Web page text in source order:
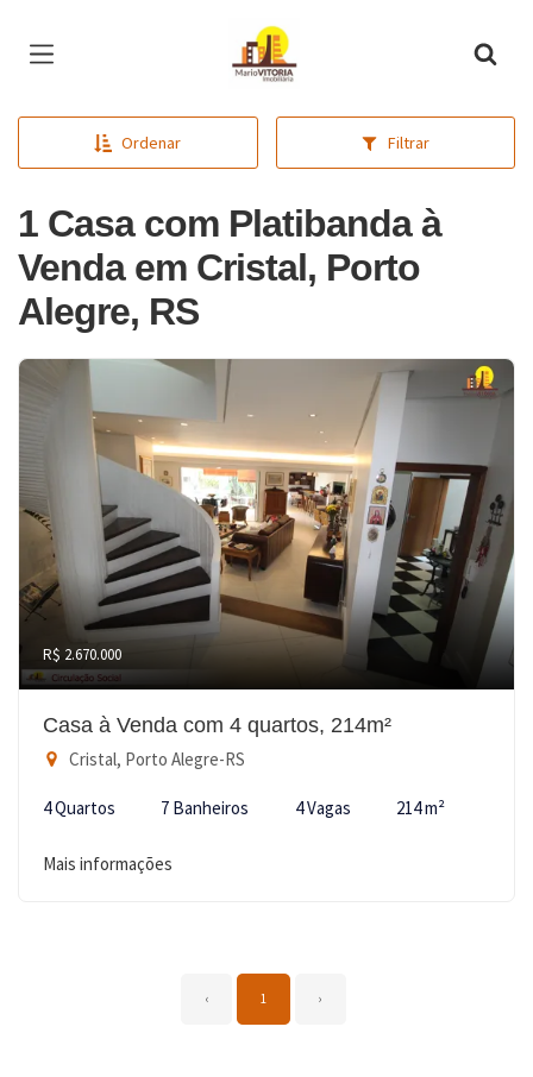
Página inicial
Ordenar Filtrar
1 Casa com Platibanda à
Venda em Cristal, Porto
Alegre, RS
R$ 2.670.000
Casa à Venda com 4 quartos, 214m²
Cristal, Porto Alegre-RS
4 Quartos 7 Banheiros 4 Vagas 214 m²
Mais informações
‹ 1 ›